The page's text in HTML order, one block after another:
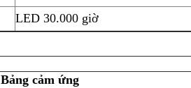
LED 30.000 giờ
Bảng cảm ứng